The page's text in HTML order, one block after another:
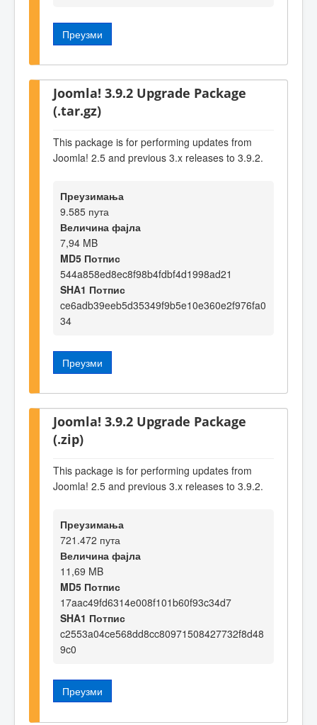
Преузми
Joomla! 3.9.2 Upgrade Package
(.tar.gz)
This package is for performing updates from
Joomla! 2.5 and previous 3.x releases to 3.9.2.
Преузимања
9.585 пута
Величина фајла
7,94 MB
MD5 Потпис
544a858ed8ec8f98b4fdbf4d1998ad21
SHA1 Потпис
ce6adb39eeb5d35349f9b5e10e360e2f976fa0
34
Преузми
Joomla! 3.9.2 Upgrade Package
(.zip)
This package is for performing updates from
Joomla! 2.5 and previous 3.x releases to 3.9.2.
Преузимања
721.472 пута
Величина фајла
11,69 MB
MD5 Потпис
17aac49fd6314e008f101b60f93c34d7
SHA1 Потпис
c2553a04ce568dd8cc80971508427732f8d48
9c0
Преузми